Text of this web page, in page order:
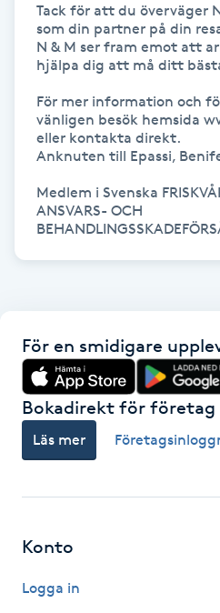
Kinesisk medicin
Klangmassage
Klippning
Koppningsmassage
Kosmetisk tatuering
Kostrådgivning
Kroppsinpackning
Kroppspeeling
Käkledsbehandling
Tack för att du överväger
som din partner på din
N & M ser fram emot att
hjälpa dig att må ditt
För mer information och
vänligen besök hemsida
eller kontakta direkt.
Anknuten till Epassi,
Medlem i Svenska
ANSVARS- OCH
För en smidigare
Bokadirekt för företag
Läs mer
Konto
Logga in